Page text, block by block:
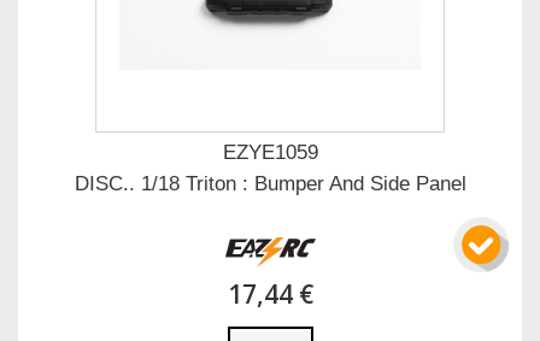
EZYE1059
DISC.. 1/18 Triton : Bumper And Side Panel
17,44 €